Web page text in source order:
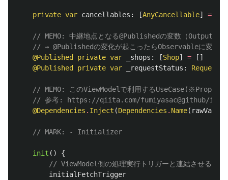
private var cancellables : [AnyCancellable] =
// MEMO: 中継地点となる@Publishedの変数（Outputの
// → @Publishedの変化が起こったらObservableに変換
@Published
private var _shops : [Shop] =
[]
@Published
private var _requestStatus :
// MEMO: このViewModelで利用する
// 参考: https://qiita.com/fumiyasac@github/items/
@Dependencies . Inject (Dependencies . Name( rawValue
// MARK: - Initializer
init ()
{
// ViewModel側の処理実行トリガーと連結させる
initialFetchTrigger